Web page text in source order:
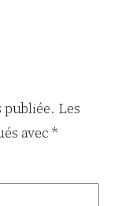
publiée. Les
avec*